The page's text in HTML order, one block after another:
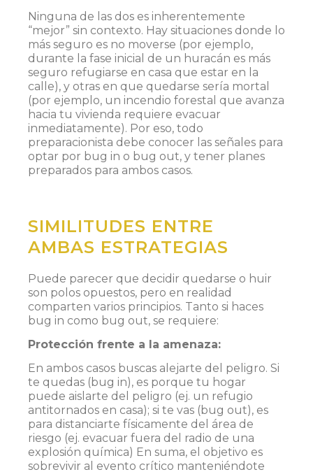
Ninguna de las dos es inherentemente
“mejor” sin contexto. Hay situaciones donde lo
más seguro es no moverse (por ejemplo,
durante la fase inicial de un huracán es más
seguro refugiarse en casa que estar en la
calle), y otras en que quedarse sería mortal
(por ejemplo, un incendio forestal que avanza
hacia tu vivienda requiere evacuar
inmediatamente). Por eso, todo
preparacionista debe conocer las señales para
optar por bug in o bug out, y tener planes
preparados para ambos casos.
SIMILITUDES ENTRE
AMBAS ESTRATEGIAS
Puede parecer que decidir quedarse o huir
son polos opuestos, pero en realidad
comparten varios principios. Tanto si haces
bug in como bug out, se requiere:
Protección frente a la amenaza:
En ambos casos buscas alejarte del peligro. Si
te quedas (bug in), es porque tu hogar
puede aislarte del peligro (ej. un refugio
antitornados en casa); si te vas (bug out), es
para distanciarte físicamente del área de
riesgo (ej. evacuar fuera del radio de una
explosión química) En suma, el objetivo es
sobrevivir al evento crítico manteniéndote